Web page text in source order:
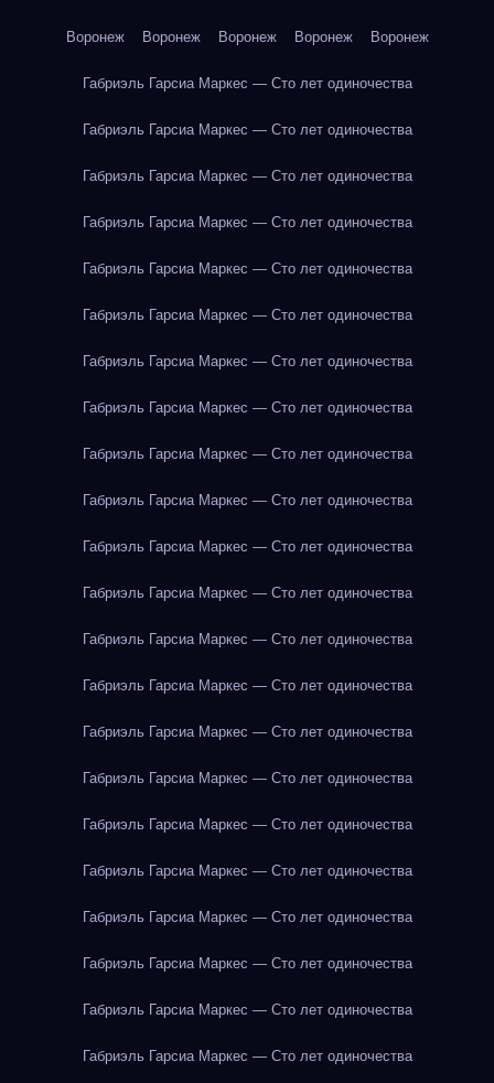
Воронеж Воронеж Воронеж Воронеж Воронеж
Габриэль Гарсиа Маркес — Сто лет одиночества
Габриэль Гарсиа Маркес — Сто лет одиночества
Габриэль Гарсиа Маркес — Сто лет одиночества
Габриэль Гарсиа Маркес — Сто лет одиночества
Габриэль Гарсиа Маркес — Сто лет одиночества
Габриэль Гарсиа Маркес — Сто лет одиночества
Габриэль Гарсиа Маркес — Сто лет одиночества
Габриэль Гарсиа Маркес — Сто лет одиночества
Габриэль Гарсиа Маркес — Сто лет одиночества
Габриэль Гарсиа Маркес — Сто лет одиночества
Габриэль Гарсиа Маркес — Сто лет одиночества
Габриэль Гарсиа Маркес — Сто лет одиночества
Габриэль Гарсиа Маркес — Сто лет одиночества
Габриэль Гарсиа Маркес — Сто лет одиночества
Габриэль Гарсиа Маркес — Сто лет одиночества
Габриэль Гарсиа Маркес — Сто лет одиночества
Габриэль Гарсиа Маркес — Сто лет одиночества
Габриэль Гарсиа Маркес — Сто лет одиночества
Габриэль Гарсиа Маркес — Сто лет одиночества
Габриэль Гарсиа Маркес — Сто лет одиночества
Габриэль Гарсиа Маркес — Сто лет одиночества
Габриэль Гарсиа Маркес — Сто лет одиночества